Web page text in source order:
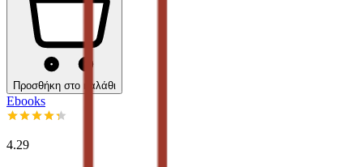
Προσθήκη στο καλάθι
Ebooks
4.29